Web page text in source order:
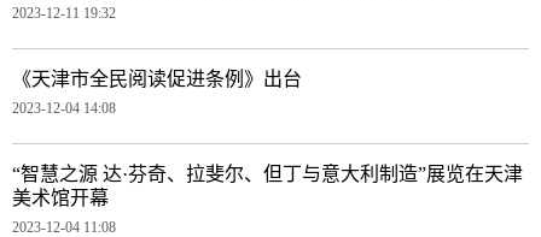
2023-12-11 19:32
《天津市全民阅读促进条例》出台
2023-12-04 14:08
“智慧之源 达·芬奇、拉斐尔、但丁与意大利制造”展览在天津
美术馆开幕
2023-12-04 11:08